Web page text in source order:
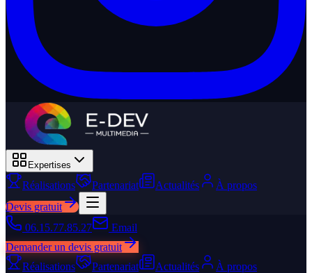
Expertises
Réalisations Partenariat Actualités
À propos
Devis gratuit
06.15.77.85.27
Email
Demander un devis gratuit
Réalisations
Partenariat Actualités
À propos